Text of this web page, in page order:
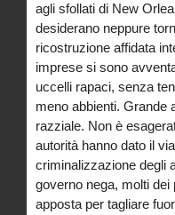
agli sfollati di New
desiderano neppure
ricostruzione affidata
imprese si sono
uccelli rapaci, senza
meno abbienti. Grande
razziale. Non è
autorità hanno dato il
criminalizzazione degli
governo nega, molti
apposta per tagliare